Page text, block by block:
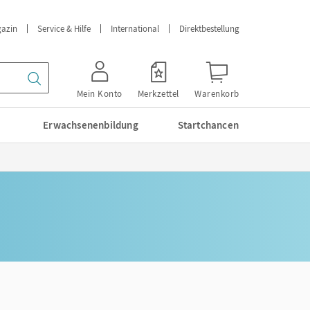
Service & Hilfe International Direktbestellung
Mein Konto Merkzettel Warenkorb
Erwachsenenbildung Startchancen